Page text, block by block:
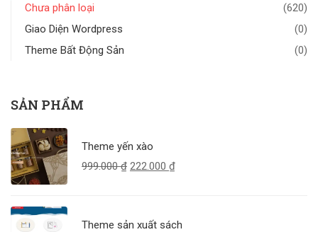
Chưa phân loại
(620)
Giao Diện Wordpress
(0)
Theme Bất Động Sản
(0)
SẢN PHẨM
Theme yến xào
999.000₫ 222.000 ₫
Theme sản xuất sách